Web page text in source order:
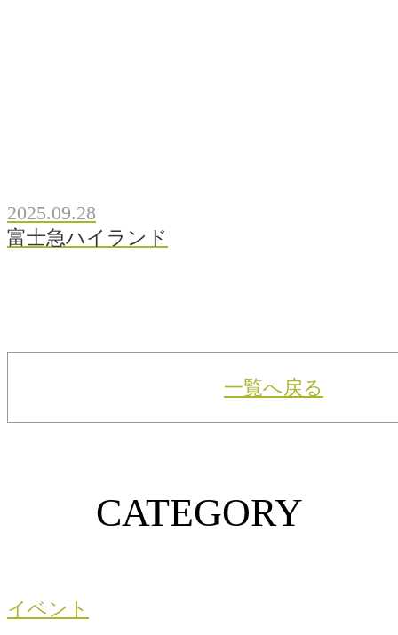
2025.09.28
富士急ハイランド
一覧へ戻る
CATEGORY
イベント